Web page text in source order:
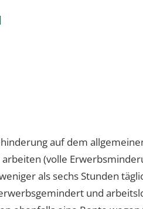
auf dem
(volle
als sechs Stunden
und